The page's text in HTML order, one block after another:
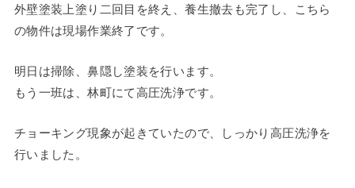
外壁塗装上塗り二回目を終え、養生撤去も完了し、こちら
の物件は現場作業終了です。
明日は掃除、鼻隠し塗装を行います。
もう一班は、林町にて高圧洗浄です。
チョーキング現象が起きていたので、しっかり高圧洗浄を
行いました。